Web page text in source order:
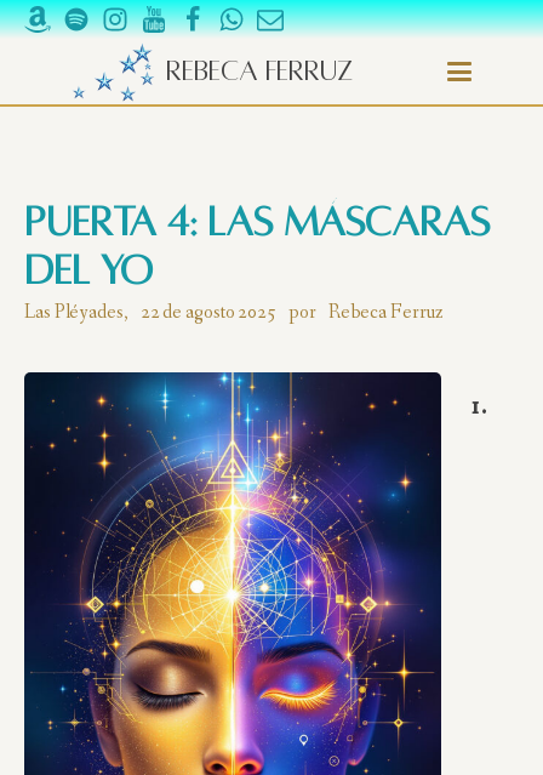
Rebeca Ferruz
Puerta 4: Las Máscaras
del Yo
Las Pléyades, 22 de agosto 2025 por Rebeca Ferruz
1.